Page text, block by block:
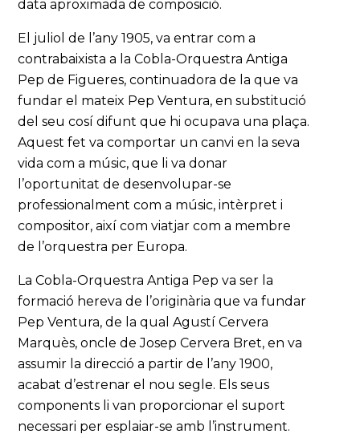
data aproximada de composició.
El juliol de l’any 1905, va entrar com a
contrabaixista a la Cobla-Orquestra Antiga
Pep de Figueres, continuadora de la que va
fundar el mateix Pep Ventura, en substitució
del seu cosí difunt que hi ocupava una plaça.
Aquest fet va comportar un canvi en la seva
vida com a músic, que li va donar
l’oportunitat de desenvolupar-se
professionalment com a músic, intèrpret i
compositor, així com viatjar com a membre
de l’orquestra per Europa.
La Cobla-Orquestra Antiga Pep va ser la
formació hereva de l’originària que va fundar
Pep Ventura, de la qual Agustí Cervera
Marquès, oncle de Josep Cervera Bret, en va
assumir la direcció a partir de l’any 1900,
acabat d’estrenar el nou segle. Els seus
components li van proporcionar el suport
necessari per esplaiar-se amb l’instrument.